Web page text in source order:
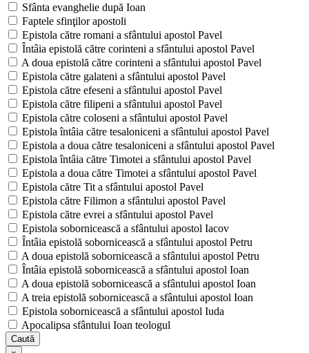
Sfânta evanghelie după Ioan
Faptele sfinţilor apostoli
Epistola către romani a sfântului apostol Pavel
Întâia epistolă către corinteni a sfântului apostol Pavel
A doua epistolă către corinteni a sfântului apostol Pavel
Epistola către galateni a sfântului apostol Pavel
Epistola către efeseni a sfântului apostol Pavel
Epistola către filipeni a sfântului apostol Pavel
Epistola către coloseni a sfântului apostol Pavel
Epistola întâia către tesaloniceni a sfântului apostol Pavel
Epistola a doua către tesaloniceni a sfântului apostol Pavel
Epistola întâia către Timotei a sfântului apostol Pavel
Epistola a doua către Timotei a sfântului apostol Pavel
Epistola către Tit a sfântului apostol Pavel
Epistola către Filimon a sfântului apostol Pavel
Epistola către evrei a sfântului apostol Pavel
Epistola sobornicească a sfântului apostol Iacov
Întâia epistolă sobornicească a sfântului apostol Petru
A doua epistolă sobornicească a sfântului apostol Petru
Întâia epistolă sobornicească a sfântului apostol Ioan
A doua epistolă sobornicească a sfântului apostol Ioan
A treia epistolă sobornicească a sfântului apostol Ioan
Epistola sobornicească a sfântului apostol Iuda
Apocalipsa sfântului Ioan teologul
Caută